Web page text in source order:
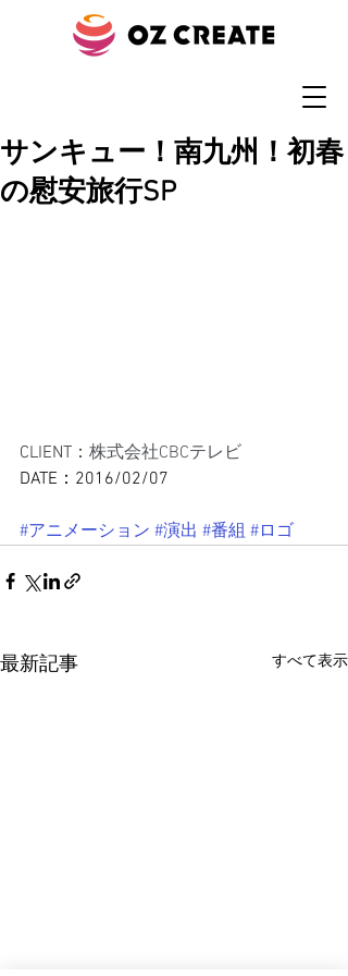
サンキュー！南九州！初春
の慰安旅行SP
CLIENT： 株式会社CBCテレビ
DATE：2016/02/07
#アニメーション #演出 #番組 #ロゴ
最新記事 すべて表示